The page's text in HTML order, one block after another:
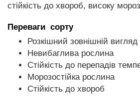
стійкість до хвороб, високу
Переваги сорту
Розкішний зовнішній вигляд
Невибаглива рослина
Стійкість до перепадів
Морозостійка рослина
Стійкість до хвороб